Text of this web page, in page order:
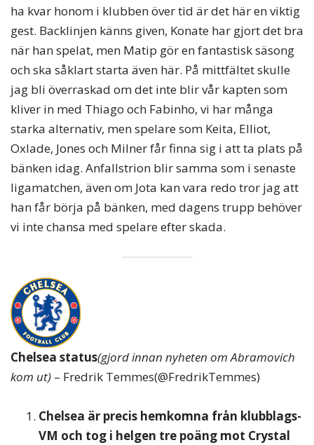
ha kvar honom i klubben över tid är det här en viktig
gest. Backlinjen känns given, Konate har gjort det bra
när han spelat, men Matip gör en fantastisk säsong
och ska såklart starta även här. På mittfältet skulle
jag bli överraskad om det inte blir vår kapten som
kliver in med Thiago och Fabinho, vi har många
starka alternativ, men spelare som Keita, Elliot,
Oxlade, Jones och Milner får finna sig i att ta plats på
bänken idag. Anfallstrion blir samma som i senaste
ligamatchen, även om Jota kan vara redo tror jag att
han får börja på bänken, med dagens trupp behöver
vi inte chansa med spelare efter skada.
Chelsea status(gjord innan nyheten om Abramovich
kom ut) – Fredrik Temmes(@FredrikTemmes)
Chelsea är precis hemkomna från klubblags-
VM och tog i helgen tre poäng mot Crystal